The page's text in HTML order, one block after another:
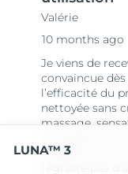
LUNA™ 3